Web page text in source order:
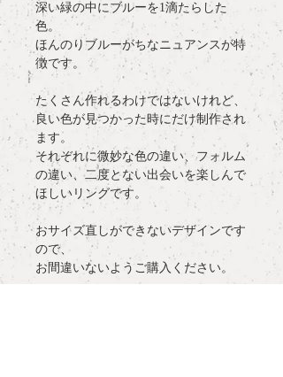
深い緑の中にブルーを1滴たらした
色。
ほんのりブルーがちなニュアンスが特
徴です。
たくさん作れるわけではないけれど、
良い色が見つかった時にだけ制作され
ます。
それぞれに微妙な色の違い、フォルム
の違い、二度とない出会いを楽しんで
ほしいリングです。
おサイズ直しができないデザインです
ので、
お間違いないようご購入ください。